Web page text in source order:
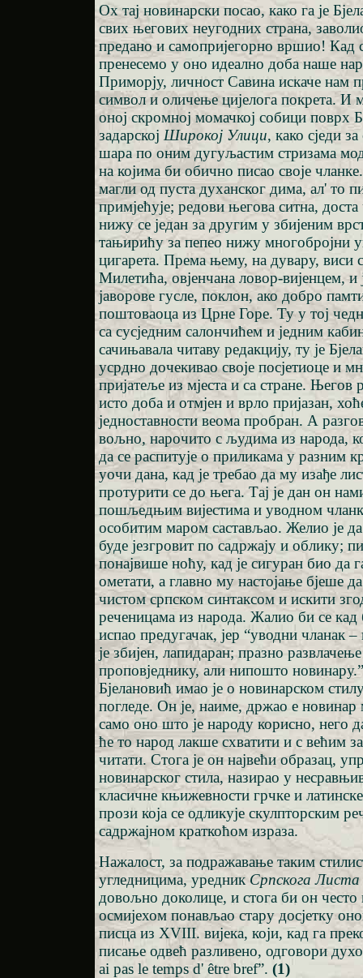
Ох тај новинарски посао, како га је
свих његових неугодних страна,
предано и самопријегорно вршио!
пренесемо у оно идеално доба наше
Приморју, личност Савина искаче нам
символ и оличење цијелога покрета. И
оној скромној момачкој собици поврх
задарској Широкој Улици, како сједи
шара по оним дугуљастим стризама
на којима би обично писао своје
магли од пуста духанског дима, ал' то
примјећује; редови његова ситна,
нижу се један за другим у збијеним
тањирићу за пепео нижу многобројни
цигарета. Према њему, на дувару, виси
Милетића, овјенчана ловор-вијенцем, и
јаворове гусле, поклон, ако добро
поштоваоца из Црне Горе. Ту у тој
са сусједним салончићем и једним
сачињавала читаву редакцију, ту је
усрдно дочекивао своје посјетиоце и
пријатеље из мјеста и са стране. Његов
исто доба и отмјен и врло пријазан,
једноставности веома пробран. А
вољно, нарочито с људима из народа,
да се распитује о приликама у разним
уочи дана, кад је требао да му изађе
протурити се до њега. Тај је дан он
пошљедњим вијестима и уводном
особитим маром састављао. Желио је да
буде језгровит по садржају и облику;
понајвише ноћу, кад је сигуран био да
ометати, а главно му настојање бјеше
чистом српском синтаксом и искити
реченицама из народа. Жалио би се
испао предугачак, јер “уводни чланак
је збијен, лапидаран; празно
проповједнику, али нипошто
Бјелановић имао је о новинарском
погледе. Он је, наиме, држао е
само оно што је народу корисно, него
ће то народ лакше схватити и с већим
читати. Стога је он највећи образац,
новинарског стила, назирао у
класичне књижевности грчке и
прози која се одликује скулпторским
садржајном краткоћом израза.
Нажалост, за подражавање таким
угледницима, уредник Српскога Листа
довољно доколице, и стога би он често
осмијехом понављао стару досјетку
писца из XVIII. вијека, који, кад га
писање одвећ разливено, одговори
ai pas le temps d' être bref”. (1)